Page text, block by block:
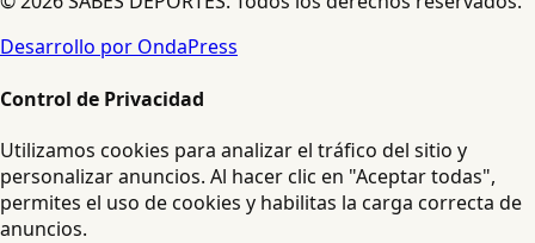
Desarrollo por OndaPress
Control de Privacidad
Utilizamos cookies para analizar el tráfico del sitio y
personalizar anuncios. Al hacer clic en "Aceptar todas",
permites el uso de cookies y habilitas la carga correcta de
anuncios.